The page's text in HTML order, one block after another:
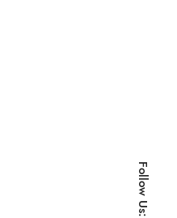
Follow Us: